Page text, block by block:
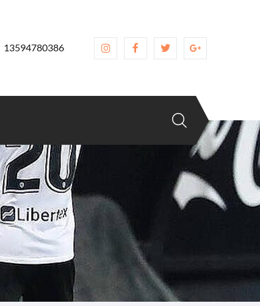
13594780386